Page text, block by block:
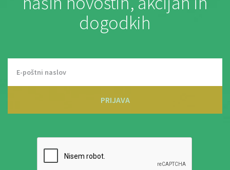
dogodkih
PRIJAVA